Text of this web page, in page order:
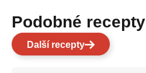
Podobné recepty
Další recepty